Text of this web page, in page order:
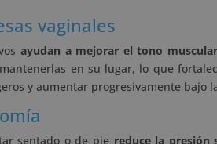
vaginales
ayudan a mejorar el tono muscular
en su lugar, lo que
y aumentar progresivamente bajo
sentado o de pie reduce la presión